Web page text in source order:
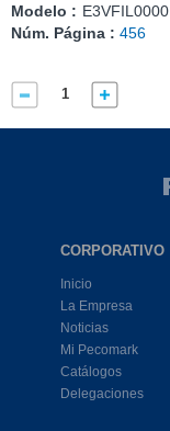
Modelo : E3VFIL0000
Núm. Página : 456
CORPORATIVO
Inicio
La Empresa
Noticias
Mi Pecomark
Catálogos
Delegaciones